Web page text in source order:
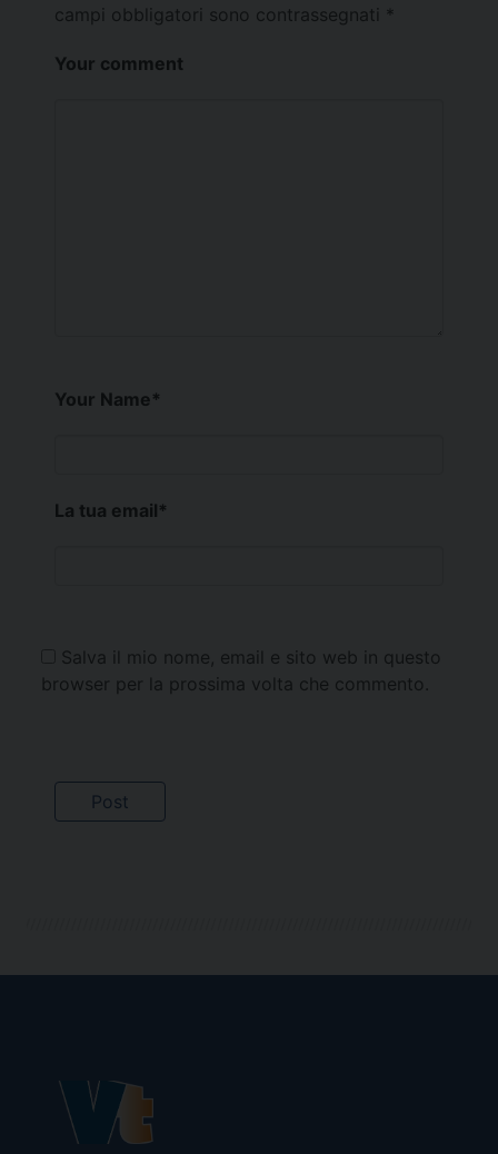
campi obbligatori sono contrassegnati *
Your comment
Your Name*
La tua email*
Salva il mio nome, email e sito web in questo
browser per la prossima volta che commento.